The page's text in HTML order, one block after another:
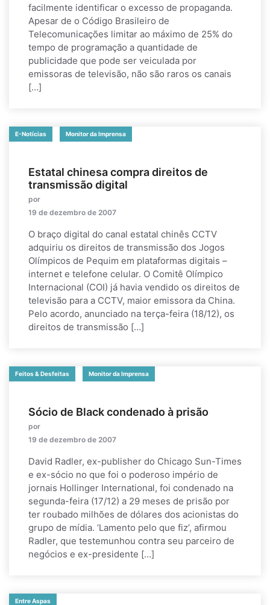
facilmente identificar o excesso de propaganda.
Apesar de o Código Brasileiro de
Telecomunicações limitar ao máximo de 25% do
tempo de programação a quantidade de
publicidade que pode ser veiculada por
emissoras de televisão, não são raros os canais
[…]
E-Notícias Monitor da Imprensa
Estatal chinesa compra direitos de
transmissão digital
por
19 de dezembro de 2007
O braço digital do canal estatal chinês CCTV
adquiriu os direitos de transmissão dos Jogos
Olímpicos de Pequim em plataformas digitais –
internet e telefone celular. O Comitê Olímpico
Internacional (COI) já havia vendido os direitos de
televisão para a CCTV, maior emissora da China.
Pelo acordo, anunciado na terça-feira (18/12), os
direitos de transmissão […]
Feitos & Desfeitas Monitor da Imprensa
Sócio de Black condenado à prisão
por
19 de dezembro de 2007
David Radler, ex-publisher do Chicago Sun-Times
e ex-sócio no que foi o poderoso império de
jornais Hollinger International, foi condenado na
segunda-feira (17/12) a 29 meses de prisão por
ter roubado milhões de dólares dos acionistas do
grupo de mídia. ‘Lamento pelo que fiz’, afirmou
Radler, que testemunhou contra seu parceiro de
negócios e ex-presidente […]
Entre Aspas